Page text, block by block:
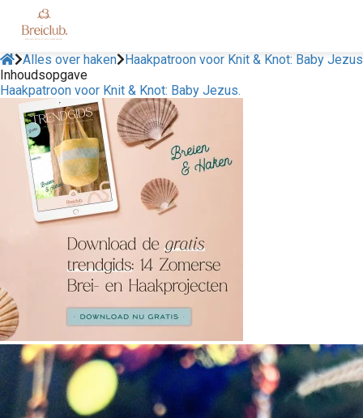
Alles over haken
Haakpatroon voor Knit & Knot: Baby Jezus
Inhoudsopgave
Haakpatroon voor Knit & Knot: Baby Jezus.